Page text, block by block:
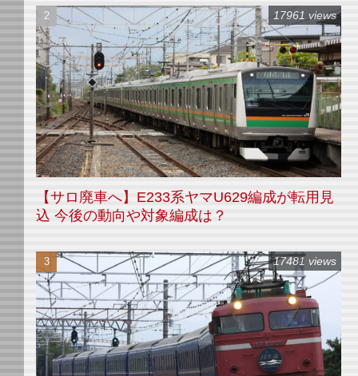
【サロ廃車へ】E233系ヤマU629編成が転用見
込 今後の動向や対象編成は？
17961 views
17481 views